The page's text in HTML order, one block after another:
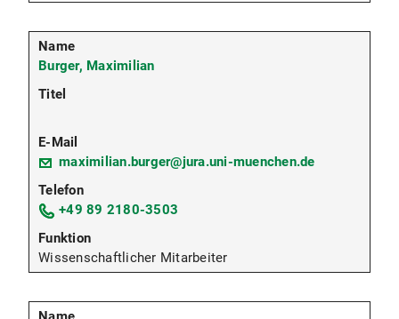
Burger, Maximilian
maximilian.burger@jura.uni-muenchen.de
+49 89 2180-3503
Wissenschaftlicher Mitarbeiter